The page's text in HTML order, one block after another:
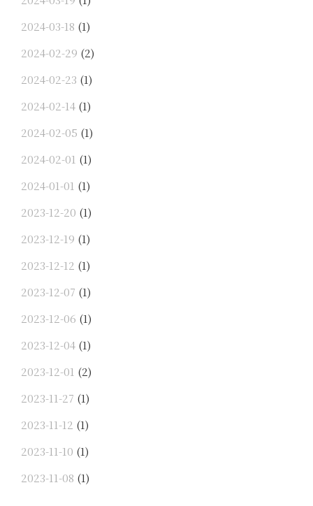
2024-03-18 (1)
2024-02-29 (2)
2024-02-23 (1)
2024-02-14 (1)
2024-02-05 (1)
2024-02-01 (1)
2024-01-01 (1)
2023-12-20 (1)
2023-12-19 (1)
2023-12-12 (1)
2023-12-07 (1)
2023-12-06 (1)
2023-12-04 (1)
2023-12-01 (2)
2023-11-27 (1)
2023-11-12 (1)
2023-11-10 (1)
2023-11-08 (1)